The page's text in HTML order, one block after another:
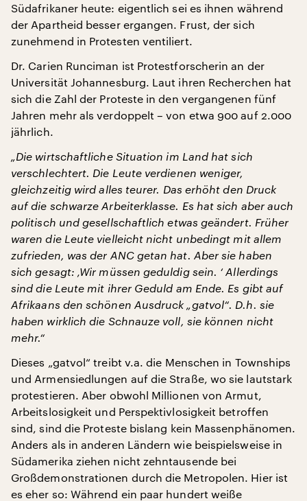
Südafrikaner heute: eigentlich sei es ihnen während
der Apartheid besser ergangen. Frust, der sich
zunehmend in Protesten ventiliert.
Dr. Carien Runciman ist Protestforscherin an der
Universität Johannesburg. Laut ihren Recherchen hat
sich die Zahl der Proteste in den vergangenen fünf
Jahren mehr als verdoppelt – von etwa 900 auf 2.000
jährlich.
„Die wirtschaftliche Situation im Land hat sich
verschlechtert. Die Leute verdienen weniger,
gleichzeitig wird alles teurer. Das erhöht den Druck
auf die schwarze Arbeiterklasse. Es hat sich aber auch
politisch und gesellschaftlich etwas geändert. Früher
waren die Leute vielleicht nicht unbedingt mit allem
zufrieden, was der ANC getan hat. Aber sie haben
sich gesagt: ‚Wir müssen geduldig sein. ‘ Allerdings
sind die Leute mit ihrer Geduld am Ende. Es gibt auf
Afrikaans den schönen Ausdruck „gatvol“. D.h. sie
haben wirklich die Schnauze voll, sie können nicht
mehr.“
Dieses „gatvol“ treibt v.a. die Menschen in Townships
und Armensiedlungen auf die Straße, wo sie lautstark
protestieren. Aber obwohl Millionen von Armut,
Arbeitslosigkeit und Perspektivlosigkeit betroffen
sind, sind die Proteste bislang kein Massenphänomen.
Anders als in anderen Ländern wie beispielsweise in
Südamerika ziehen nicht zehntausende bei
Großdemonstrationen durch die Metropolen. Hier ist
es eher so: Während ein paar hundert weiße